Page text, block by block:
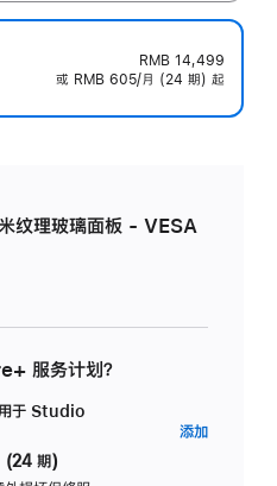
RMB 14,499
或 RMB 605/月 (24 期) 起
理玻璃面板 - VESA
服务计划？
于 Studio
(24 期)
添加